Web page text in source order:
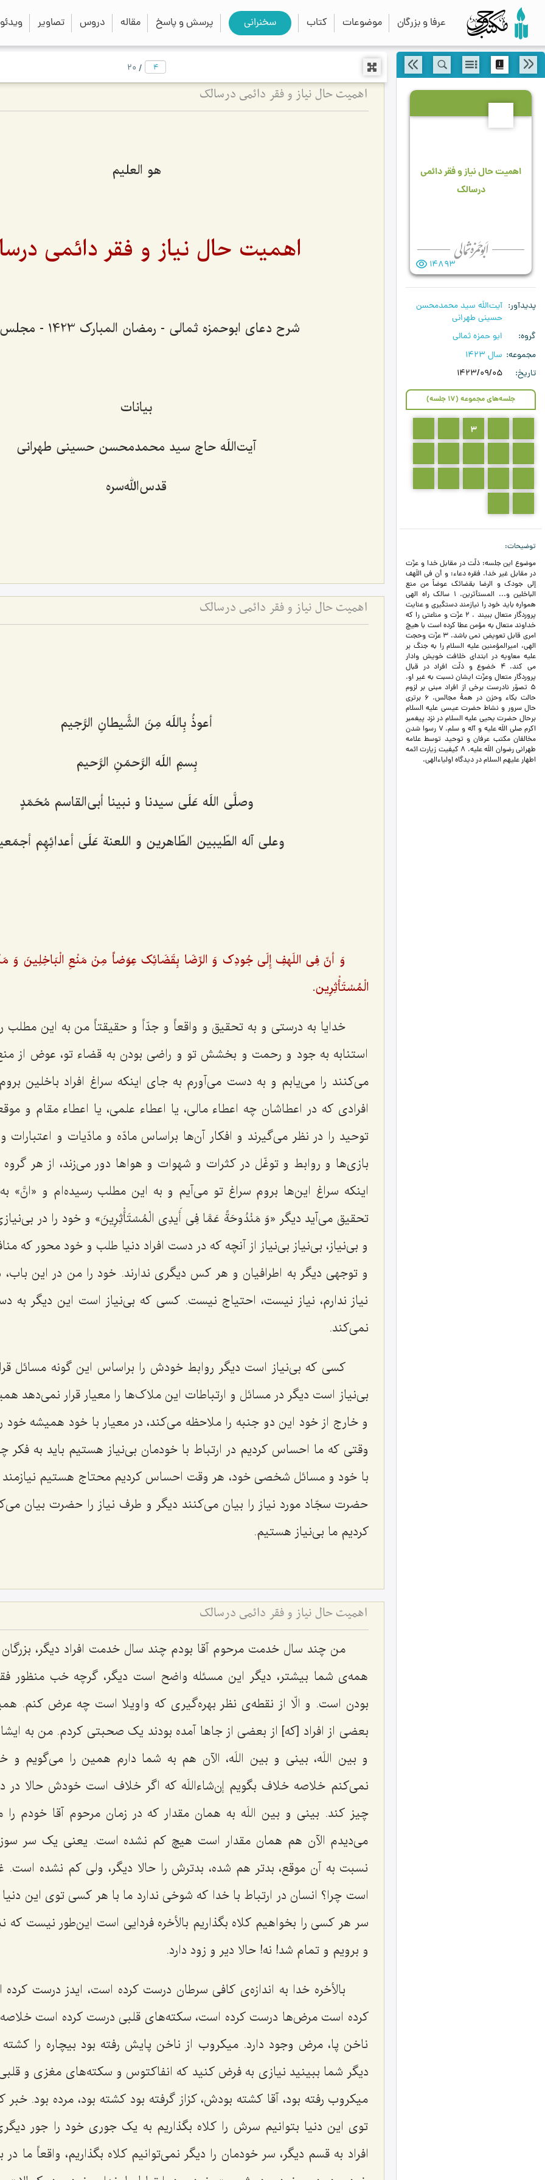
عرفا و بزرگان موضوعات کتاب سخنرانی پرسش و پاسخ مقاله دروس تصاویر ویدئو search
close
اهمیت حال نیاز و فقر دائمی
درسالک
14893
پدیدآور
آیت‌اللَه سید محمدمحسن
حسینی طهرانی
گروه
ابو حمزه ثمالی
مجموعه سال 1423
تاریخ
1423/09/05
جلسه‌های مجموعه (17 جلسه)
3
توضیحات
موضوع اين جلسه: ذلّت در مقابل خدا و عزّت
در مقابل غير خدا. فقره دعاء: و أن في اللَهف
إلي جودك و الرضا بقضائك عوضاً من منع
الباخلين و... المستأثرين. 1 سالک راه الهی
همواره باید خود را نیازمند دستگیری و عنایت
پروردگار متعال ببیند . 2 عزّت و مناعتي را كه
خداوند متعال به مؤمن عطا کرده است با هیچ
امری قابل تعویض نمی باشد. 3 عزّت وحجت
الهی، اميرالمؤمنين عليه السلام را به جنگ بر
علیه معاویه در ابتدای خلافت خویش وادار
می کند. 4 خضوع و ذلّت افراد در قبال
پروردگار متعال وعزّت ایشان نسبت به غیر او.
5 تصوّر نادرست برخی از افراد مبنی بر لزوم
حالت بکاء وحزن در همۀ مجالس. 6 برتري
حال سرور و نشاط حضرت عيسي عليه السلام
برحال حضرت يحيي عليه السلام در نزد پيغمبر
اكرم صلي اللَه عليه و آله و سلم. 7 رسوا شدن
مخالفان مکتب عرفان و توحيد توسط علامه
طهراني رضوان اللَه عليه. 8 کیفیت زیارت ائمه
اطهار علیهم السلام در دیدگاه اولیاءالهی.
/
20
اهمیت حال نیاز و فقر دائمی درسالک
هو العليم
اهمیت حال نیاز و فقر دائمی
شرح دعای ابوحمزه ثمالی - رمضان المبارک 1423 - مجلس سوم
بیانات
آیت‌اللَه حاج سید محمدمحسن حسینی طهرانی
قدس‌الله‌سره
اهمیت حال نیاز و فقر دائمی درسالک
أعوذُ بِاللَه مِنَ الشَّیطانِ الرَّجیم‌
بِسمِ اللَه الرَّحمَنِ الرَّحیم‌
وصلَّى اللَه عَلَى سیدنا و نبینا أبى‌القاسم مُحَمّدٍ
وعلى آله الطّیبین الطّاهرین و اللعنة عَلَى أعدائِهِم
وَ أنّ فِی اللَهفِ إِلَی جُودِک وَ الرِّضَا بِقَضَائِک عِوَضاً مِنْ مَنْعِ الْبَاخِلِینَ وَ
الْمُسْتَأْثِرِین.
خدایا به درستی و به تحقیق و واقعاً و جدّاً و حقیقتاً من به این مطلب
استنابه به جود و رحمت و بخشش تو و راضی بودن به قضاء تو، عوض از
می‌کنند را می‌یابم و به دست می‌آورم به جای اینکه سراغ افراد باخلین
افرادی که در اعطاشان چه اعطاء مالی، یا اعطاء علمی، یا اعطاء مقام و
توحید را در نظر می‌گیرند و افکار آن‌ها براساس مادّه و مادّیات و
بازی‌ها و روابط و توغّل در کثرات و شهوات و هواها دور می‌زند، از هر
اینکه سراغ این‌ها بروم سراغ تو می‌آیم و به این مطلب رسیده‌ام و «انَّ»
تحقیق می‌آید دیگر «وَ مَنْدُوحَةً عَمَّا فِى أَیدِى الْمُسْتَأْثِرِینَ» و خود را در
و بی‌نیاز، بی‌نیاز بی‌نیاز از آنچه که در دست افراد دنیا طلب و خود محور که
و توجهی دیگر به اطرافیان و هر کس دیگری ندارند. خود را من در این باب،
نیاز ندارم، نیاز نیست، احتیاج نیست. کسی که بی‌نیاز است این دیگر به
نمی‌کند.
کسی که بی‌نیاز است دیگر روابط خودش را براساس این گونه مسائل
بی‌نیاز است دیگر در مسائل و ارتباطات این ملاک‌ها را معیار قرار نمی‌دهد
و خارج از خود این دو جنبه را ملاحظه می‌کند، در معیار با خود همیشه خود
وقتی که ما احساس کردیم در ارتباط با خودمان بی‌نیاز هستیم باید به فکر
با خود و مسائل شخصی خود، هر وقت احساس کردیم محتاج هستیم
حضرت سجّاد مورد نیاز را بیان می‌کنند دیگر و طرف نیاز را حضرت بیان
کردیم ما بی‌نیاز هستیم.
اهمیت حال نیاز و فقر دائمی درسالک
من چند سال خدمت مرحوم آقا بودم چند سال خدمت افراد دیگر، بزرگان
همه‌ی شما بیشتر، دیگر این مسئله واضح است دیگر، گرچه خب منظور
بودن است. و الّا از نقطه‌ی نظر بهره‌گیری که واویلا است چه عرض کنم.
بعضی از افراد [که‌] از بعضی از جاها آمده بودند یک صحبتی کردم. من به
و بین اللَه، بینی و بین اللَه، الآن هم به شما دارم همین را می‌گویم و
نمی‌کنم خلاصه خلاف بگویم إن‌شاءاللَه که اگر خلاف است خودش حالا در
چیز کند. بینی و بین اللَه به همان مقدار که در زمان مرحوم آقا خودم
می‌دیدم الآن هم همان مقدار است هیچ کم نشده است. یعنی یک سر
نسبت به آن موقع، بدتر هم شده، بدترش را حالا دیگر، ولی کم نشده است.
است چرا؟ انسان در ارتباط با خدا که شوخی ندارد ما با هر کسی توی این
سر هر کسی را بخواهیم کلاه بگذاریم بالأخره فردایی است این‌طور نیست که
و برویم و تمام شد! نه! حالا دیر و زود دارد.
بالأخره خدا به اندازه‌ی کافی سرطان درست کرده است، ایدز درست
کرده است مرض‌ها درست کرده است، سکته‌های قلبی درست کرده است خلاصه
ناخن پا، مرض وجود دارد. میکروب از ناخن پایش رفته بود بیچاره را
دیگر شما ببینید نیازی به فرض کنید که انفاکتوس و سکته‌های مغزی و
میکروب رفته بود، آقا کشته بودش، کزاز گرفته بود کشته بود، مرده بود.
توی این دنیا بتوانیم سرش را کلاه بگذاریم به یک جوری خود را جور
افراد به قسم دیگر، سر خودمان را دیگر نمی‌توانیم کلاه بگذاریم، واقعاً ما